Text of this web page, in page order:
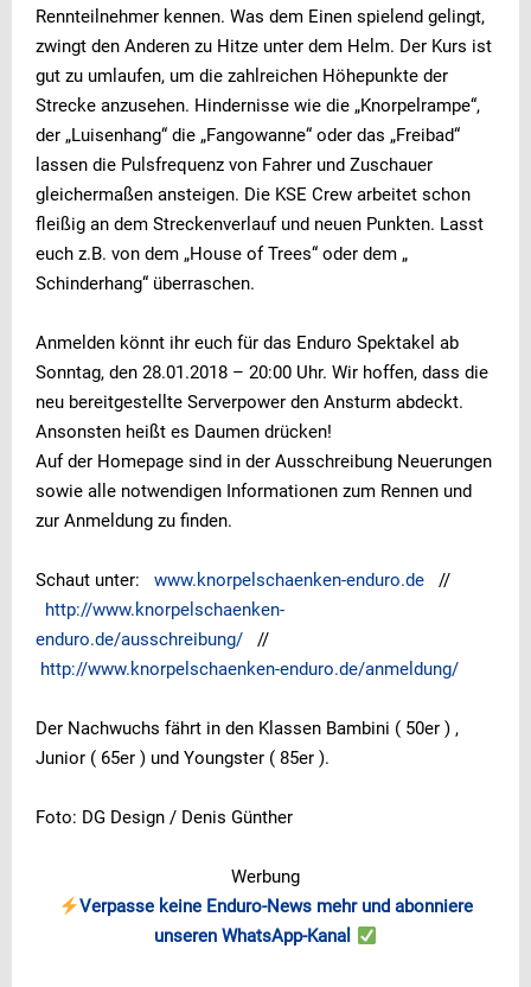
Rennteilnehmer kennen. Was dem Einen spielend gelingt,
zwingt den Anderen zu Hitze unter dem Helm. Der Kurs ist
gut zu umlaufen, um die zahlreichen Höhepunkte der
Strecke anzusehen. Hindernisse wie die „Knorpelrampe“,
der „Luisenhang“ die „Fangowanne“ oder das „Freibad“
lassen die Pulsfrequenz von Fahrer und Zuschauer
gleichermaßen ansteigen. Die KSE Crew arbeitet schon
fleißig an dem Streckenverlauf und neuen Punkten. Lasst
euch z.B. von dem „House of Trees“ oder dem „
Schinderhang“ überraschen.
Anmelden könnt ihr euch für das Enduro Spektakel ab
Sonntag, den 28.01.2018 – 20:00 Uhr. Wir hoffen, dass die
neu bereitgestellte Serverpower den Ansturm abdeckt.
Ansonsten heißt es Daumen drücken!
Auf der Homepage sind in der Ausschreibung Neuerungen
sowie alle notwendigen Informationen zum Rennen und
zur Anmeldung zu finden.
Schaut unter: www.knorpelschaenken-enduro.de //
http://www.knorpelschaenken-
enduro.de/ausschreibung/ //
http://www.knorpelschaenken-enduro.de/anmeldung/
Der Nachwuchs fährt in den Klassen Bambini ( 50er ) ,
Junior ( 65er ) und Youngster ( 85er ).
Foto: DG Design / Denis Günther
Werbung
Verpasse keine Enduro-News mehr und abonniere
unseren WhatsApp-Kanal